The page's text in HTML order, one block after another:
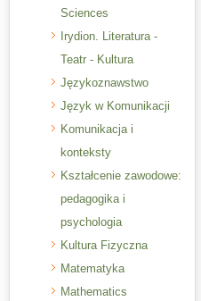
Sciences
Irydion. Literatura -
Teatr - Kultura
Językoznawstwo
Język w Komunikacji
Komunikacja i
konteksty
Kształcenie zawodowe:
pedagogika i
psychologia
Kultura Fizyczna
Matematyka
Mathematics